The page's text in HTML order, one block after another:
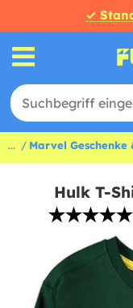
✓
... Marvel Geschenke
Hulk T-